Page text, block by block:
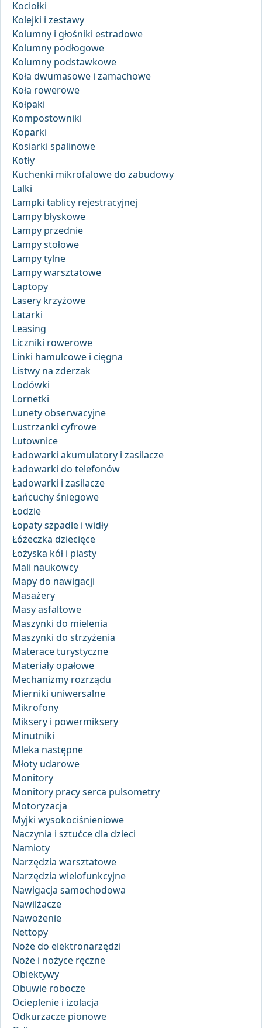
Kociołki
Kolejki i zestawy
Kolumny i głośniki estradowe
Kolumny podłogowe
Kolumny podstawkowe
Koła dwumasowe i zamachowe
Koła rowerowe
Kołpaki
Kompostowniki
Koparki
Kosiarki spalinowe
Kotły
Kuchenki mikrofalowe do zabudowy
Lalki
Lampki tablicy rejestracyjnej
Lampy błyskowe
Lampy przednie
Lampy stołowe
Lampy tylne
Lampy warsztatowe
Laptopy
Lasery krzyżowe
Latarki
Leasing
Liczniki rowerowe
Linki hamulcowe i cięgna
Listwy na zderzak
Lodówki
Lornetki
Lunety obserwacyjne
Lustrzanki cyfrowe
Lutownice
Ładowarki akumulatory i zasilacze
Ładowarki do telefonów
Ładowarki i zasilacze
Łańcuchy śniegowe
Łodzie
Łopaty szpadle i widły
Łóżeczka dziecięce
Łożyska kół i piasty
Mali naukowcy
Mapy do nawigacji
Masażery
Masy asfaltowe
Maszynki do mielenia
Maszynki do strzyżenia
Materace turystyczne
Materiały opałowe
Mechanizmy rozrządu
Mierniki uniwersalne
Mikrofony
Miksery i powermiksery
Minutniki
Mleka następne
Młoty udarowe
Monitory
Monitory pracy serca pulsometry
Motoryzacja
Myjki wysokociśnieniowe
Naczynia i sztućce dla dzieci
Namioty
Narzędzia warsztatowe
Narzędzia wielofunkcyjne
Nawigacja samochodowa
Nawilżacze
Nawożenie
Nettopy
Noże do elektronarzędzi
Noże i nożyce ręczne
Obiektywy
Obuwie robocze
Ocieplenie i izolacja
Odkurzacze pionowe